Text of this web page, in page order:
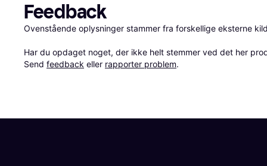
Feedback
Ovenstående oplysninger stammer fra forskellige eksterne
Har du opdaget noget, der ikke helt stemmer ved det her
Send feedback eller rapporter problem.